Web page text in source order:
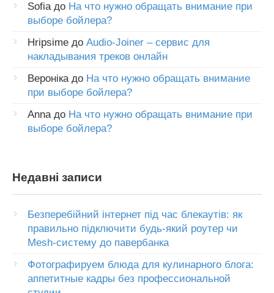
Sofiaдо На что нужно обращать внимание при
выборе бойлера?
Hripsime до Audio-Joiner – сервис для
накладывания треков онлайн
Веронікадо На что нужно обращать внимание
при выборе бойлера?
Annaдо На что нужно обращать внимание при
выборе бойлера?
Недавні записи
Безперебійний інтернет під час блекаутів: як
правильно підключити будь-який роутер чи
Mesh-систему до павербанка
Фотографируем блюда для кулинарного блога:
аппетитные кадры без профессиональной